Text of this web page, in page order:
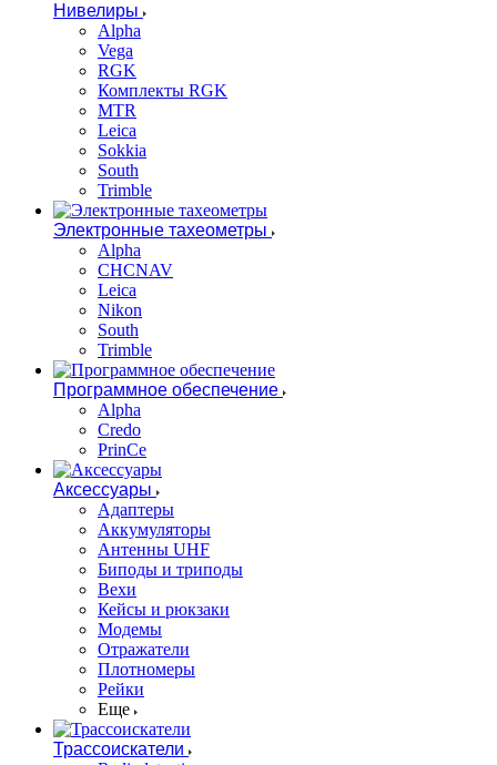
Нивелиры
Alpha
Vega
RGK
Комплекты RGK
MTR
Leica
Sokkia
South
Trimble
Электронные тахеометры
Alpha
CHCNAV
Leica
Nikon
South
Trimble
Программное обеспечение
Alpha
Credo
PrinCe
Аксессуары
Адаптеры
Аккумуляторы
Антенны UHF
Биподы и триподы
Вехи
Кейсы и рюкзаки
Модемы
Отражатели
Плотномеры
Рейки
Еще
Трассоискатели